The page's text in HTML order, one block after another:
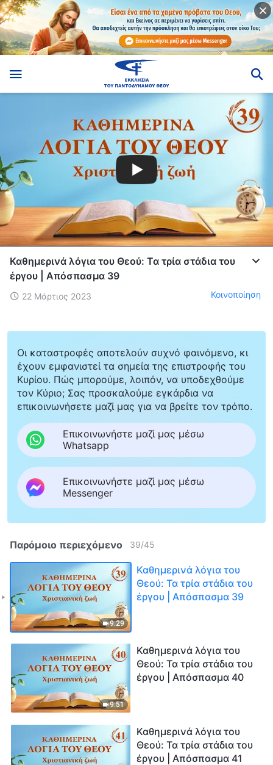
Καθημερινά λόγια του Θεού: Τα τρία στάδια του
έργου | Απόσπασμα 39
22 Μάρτιος 2023 Κοινοποίηση
Οι καταστροφές αποτελούν συχνό φαινόμενο, κι
έχουν εμφανιστεί τα σημεία της επιστροφής του
Κυρίου. Πώς μπορούμε, λοιπόν, να υποδεχθούμε
τον Κύριο; Σας προσκαλούμε εγκάρδια να
επικοινωνήσετε μαζί μας για να βρείτε τον τρόπο.
Επικοινωνήστε μαζί μας μέσω
Whatsapp
Επικοινωνήστε μαζί μας μέσω
Messenger
Παρόμοιο περιεχόμενο 39/45
9:29
Καθημερινά λόγια του
Θεού: Τα τρία στάδια του
έργου | Απόσπασμα 39
9:51
Καθημερινά λόγια του
Θεού: Τα τρία στάδια του
έργου | Απόσπασμα 40
Καθημερινά λόγια του
Θεού: Τα τρία στάδια του
έργου | Απόσπασμα 41